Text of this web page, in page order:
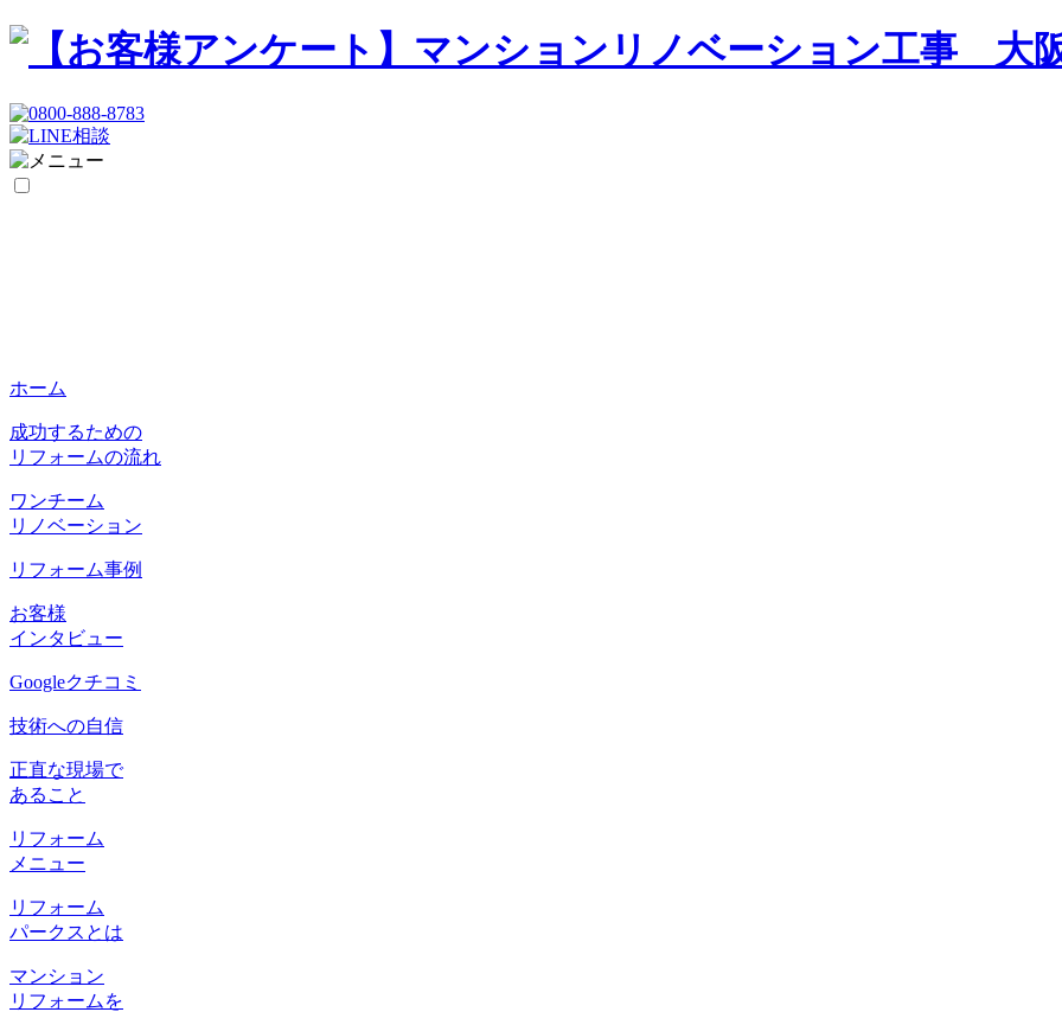
ホーム
成功するための
リフォームの流れ
ワンチーム
リノベーション
リフォーム事例
お客様
インタビュー
Googleクチコミ
技術への自信
正直な現場で
あること
リフォーム
メニュー
リフォーム
パークスとは
マンション
リフォームを